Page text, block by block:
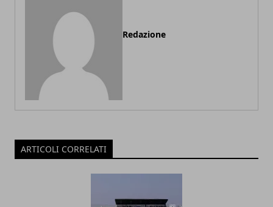
Redazione
ARTICOLI CORRELATI